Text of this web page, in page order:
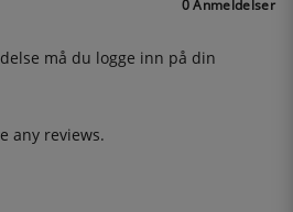
0 Anmeldelser
må du logge inn på din
any reviews.